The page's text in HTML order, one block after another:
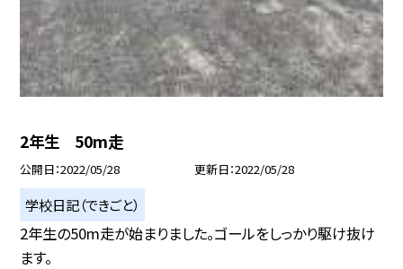
2年生 50m走
公開日 2022/05/28 更新日 2022/05/28
学校日記（できごと）
2年生の50m走が始まりました。ゴールをしっかり駆け抜け
ます。